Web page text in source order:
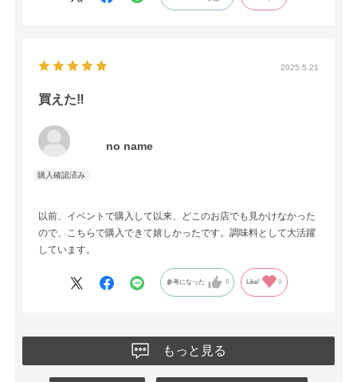
2025.5.21
買えた‼︎
no name
以前、イベントで購入して以来、どこのお店でも見かけなかった
ので、こちらで購入できて嬉しかったです。調味料として大活躍
しています。
参考になった 0 Like! 0
もっと見る